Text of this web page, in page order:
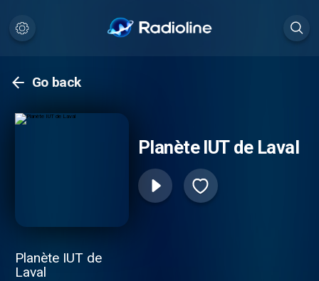
Go back
Planète IUT de Laval
Planète IUT de
Laval